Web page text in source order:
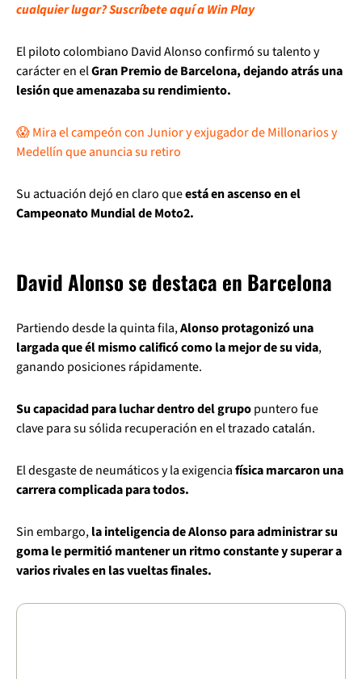
cualquier lugar? Suscríbete aquí a Win Play
El piloto colombiano David Alonso confirmó su talento y
carácter en elGran Premio de Barcelona, dejando atrás una
lesión que amenazaba su rendimiento.
😱 Mira el campeón con Junior y exjugador de Millonarios y
Medellín que anuncia su retiro
Su actuación dejó en claro queestá en ascenso en el
Campeonato Mundial de Moto2.
David Alonso se destaca en Barcelona
Partiendo desde la quinta fila,Alonso protagonizó una
largada que él mismo calificó como la mejor de su vida,
ganando posiciones rápidamente.
Su capacidad para luchar dentro del grupopuntero fue
clave para su sólida recuperación en el trazado catalán.
El desgaste de neumáticos y la exigenciafísica marcaron una
carrera complicada para todos.
Sin embargo,la inteligencia de Alonso para administrar su
goma le permitió mantener un ritmo constante y superar a
varios rivales en las vueltas finales.